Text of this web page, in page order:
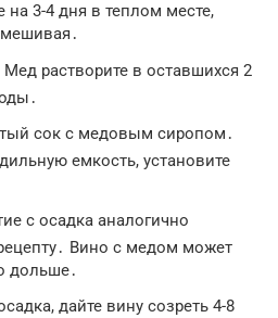
на 3-4 дня в теплом месте,
Мед растворите в оставшихся 2
сок с медовым сиропом․
емкость, установите
с осадка аналогично
Вино с медом может
дольше․
дайте вину созреть 4-8